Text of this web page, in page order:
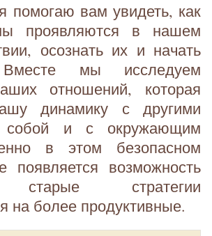
помогаю вам увидеть, как
проявляются в нашем
осознать их и начать
Вместе мы исследуем
отношений, которая
динамику с другими
и с окружающим
в этом безопасном
появляется возможность
старые стратегии
на более продуктивные.